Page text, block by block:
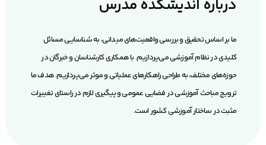
درباره اندیشکده مدرس
ما بر اساس تحقیق و بررسی واقعیت‌های میدانی، به شناسایی مسائل
کلیدی در نظام آموزشی می‌پردازیم. با همکاری کارشناسان و خبرگان در
حوزه‌های مختلف، به طراحی راهکارهای عملیاتی و موثر می‌پردازیم. هدف ما
ترویج مباحث آموزشی در فضایی عمومی و پیگیری لازم در راستای تغییرات
مثبت در ساختار آموزشی کشور است.